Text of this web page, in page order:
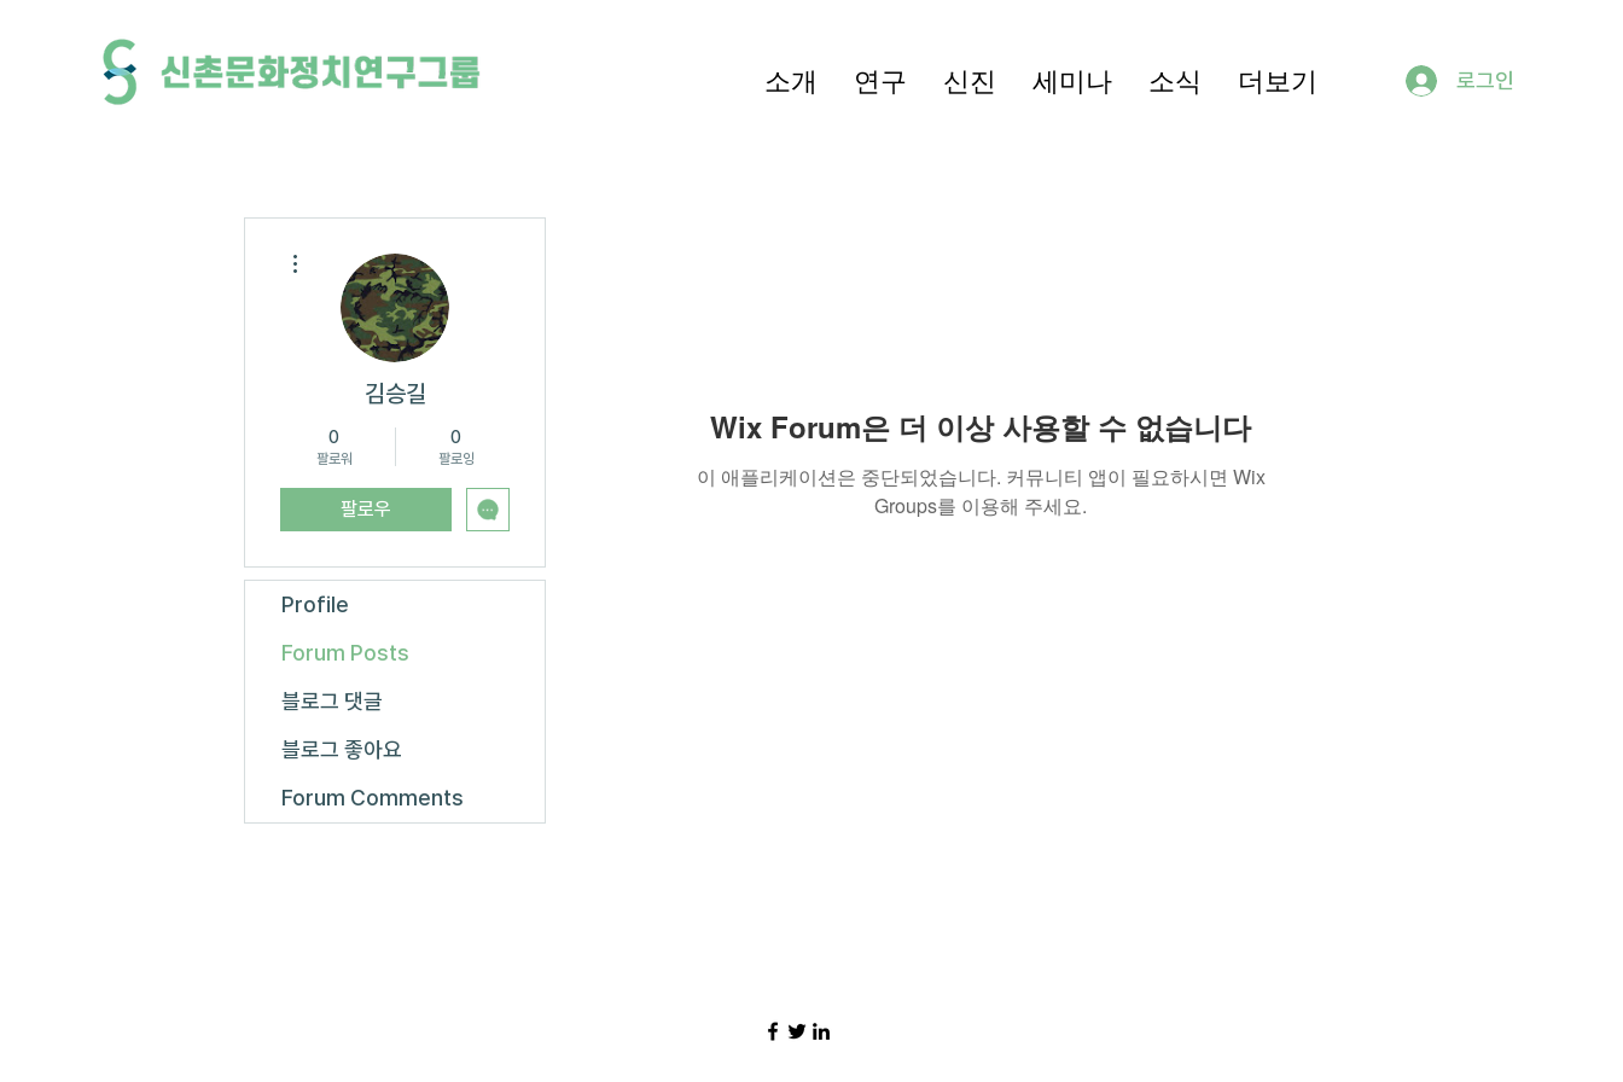
소개 연구 신진 세미나 소식 더보기 로그인
Wix Forum은 더 이상 사용할 수 없습니다
이 애플리케이션은 중단되었습니다. 커뮤니티 앱이 필요하시면 Wix
Groups를 이용해 주세요.
김승길
0
팔로워
0
팔로잉
팔로우
Profile
Forum Posts
블로그 댓글
블로그 좋아요
Forum Comments